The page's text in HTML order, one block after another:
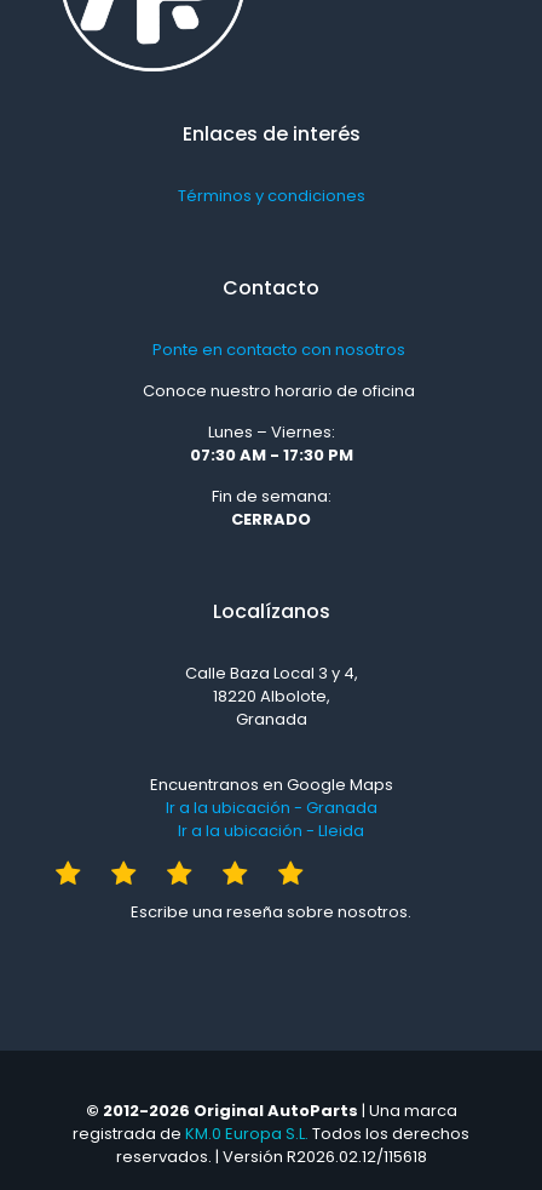
Enlaces de interés
Términos y condiciones
Contacto
Ponte en contacto con nosotros
Conoce nuestro horario de oficina
Lunes – Viernes:
07:30 AM - 17:30 PM
Fin de semana:
CERRADO
Localízanos
Calle Baza Local 3 y 4,
18220 Albolote,
Granada
Encuentranos en Google Maps
Ir a la ubicación - Granada
Ir a la ubicación - Lleida
Escribe una reseña sobre nosotros.
© 2012-2026 Original AutoParts | Una marca
registrada de KM.0 Europa S.L. Todos los derechos
reservados. | Versión R2026.02.12/115618